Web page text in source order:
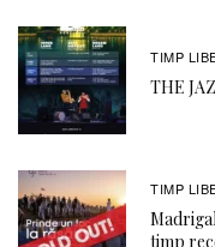
TIMP
THE
TIMP
timp